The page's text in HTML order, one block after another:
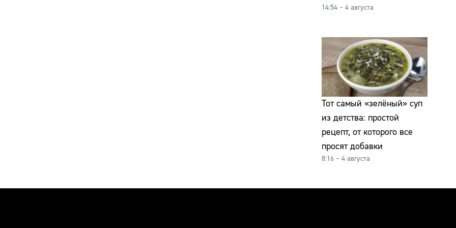
14:54 – 4 августа
Тот самый «зелёный» суп
из детства: простой
рецепт, от которого все
просят добавки
8:16 – 4 августа